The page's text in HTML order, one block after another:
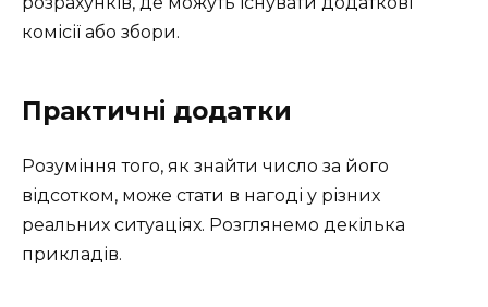
комісії або збори.
Практичні додатки
Розуміння того, як знайти число за його
відсотком, може стати в нагоді у різних
реальних ситуаціях. Розглянемо декілька
прикладів.